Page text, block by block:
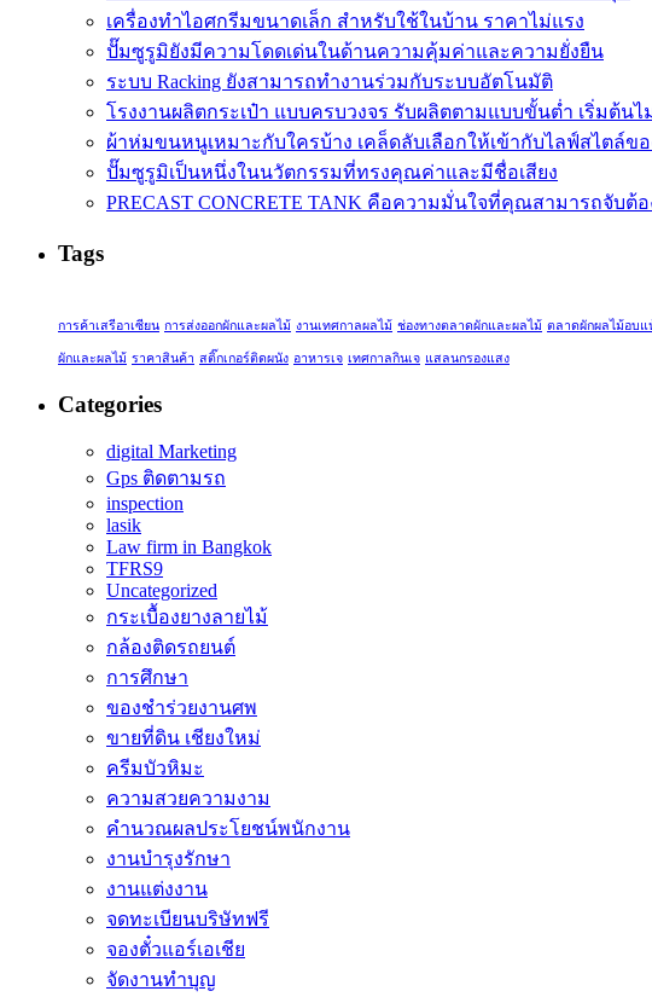
เครื่องทำไอศกรีมขนาดเล็ก สำหรับใช้ในบ้าน ราคาไม่แรง
ปั๊มซูรูมิยังมีความโดดเด่นในด้านความคุ้มค่าและความยั่งยืน
ระบบ Racking ยังสามารถทำงานร่วมกับระบบอัตโนมัติ
โรงงานผลิตกระเป๋า แบบครบวงจร รับผลิตตามแบบขั้นต่ำ เริ่มต้นไ
ผ้าห่มขนหนูเหมาะกับใครบ้าง เคล็ดลับเลือกให้เข้ากับไลฟ์สไตล์ข
ปั๊มซูรูมิเป็นหนึ่งในนวัตกรรมที่ทรงคุณค่าและมีชื่อเสียง
PRECAST CONCRETE TANK คือความมั่นใจที่คุณสามารถจับต้อ
Tags
การค้าเสรีอาเซียน การส่งออกผักและผลไม้ งานเทศกาลผลไม้ ช่องทางตลาดผักและผลไม้ ตลาดผักผลไม้อบแ
ผักและผลไม้ ราคาสินค้า สติ๊กเกอร์ติดผนัง อาหารเจ เทศกาลกินเจ แสลนกรองแสง
Categories
digital Marketing
Gps ติดตามรถ
inspection
lasik
Law firm in Bangkok
TFRS9
Uncategorized
กระเบื้องยางลายไม้
กล้องติดรถยนต์
การศึกษา
ของชำร่วยงานศพ
ขายที่ดิน เชียงใหม่
ครีมบัวหิมะ
ความสวยความงาม
คำนวณผลประโยชน์พนักงาน
งานบำรุงรักษา
งานแต่งงาน
จดทะเบียนบริษัทฟรี
จองตั๋วแอร์เอเชีย
จัดงานทำบุญ